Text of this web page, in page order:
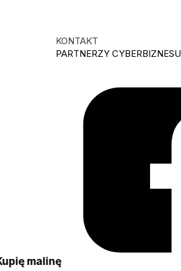
Kupię malinę
KONTAKT
PARTNERZY CYBERBIZNESU